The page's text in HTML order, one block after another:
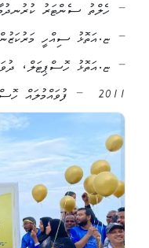
– ހެލްތު ސެންޓަރު
– ޏ.އަތޮޅު ސިއްހީ
– ޏ.އަތޮޅު ހޮސްޕިޓަލް،
2011 – ފުވައްމުލައް ހޮސްޕިޓަލް